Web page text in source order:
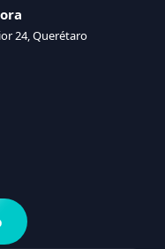
24, Querétaro